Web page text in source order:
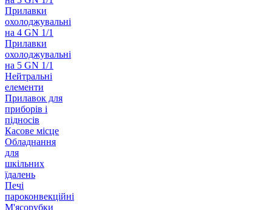
Прилавки
охолоджувальні
на 4 GN 1/1
Прилавки
охолоджувальні
на 5 GN 1/1
Нейтральні
елементи
Прилавок для
приборів і
підносів
Касове місце
Обладнання
для
шкільних
їдалень
Печі
пароконвекційні
М'ясорубки